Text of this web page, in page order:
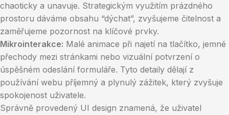
chaoticky a unavuje. Strategickým využitím prázdného
prostoru dáváme obsahu “dýchat”, zvyšujeme čitelnost a
zaměřujeme pozornost na klíčové prvky.
Mikrointerakce: Malé animace při najetí na tlačítko, jemné
přechody mezi stránkami nebo vizuální potvrzení o
úspěšném odeslání formuláře. Tyto detaily dělají z
používání webu příjemný a plynulý zážitek, který zvyšuje
spokojenost uživatele.
Správně provedený UI design znamená, že uživatel